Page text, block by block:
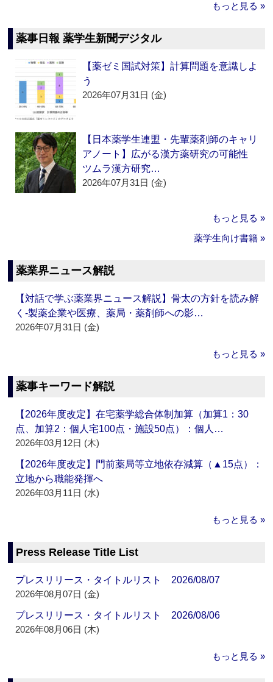
もっと見る »
薬事日報 薬学生新聞デジタル
【薬ゼミ国試対策】計算問題を意識しよ
う
2026年07月31日 (金)
【日本薬学生連盟・先輩薬剤師のキャリ
アノート】広がる漢方薬研究の可能性
ツムラ漢方研究…
2026年07月31日 (金)
もっと見る »
薬学生向け書籍 »
薬業界ニュース解説
【対話で学ぶ薬業界ニュース解説】骨太の方針を読み解
く‐製薬企業や医療、薬局・薬剤師への影…
2026年07月31日 (金)
もっと見る »
薬事キーワード解説
【2026年度改定】在宅薬学総合体制加算（加算1：30
点、加算2：個人宅100点・施設50点）：個人…
2026年03月12日 (木)
【2026年度改定】門前薬局等立地依存減算（▲15点）：
立地から職能発揮へ
2026年03月11日 (水)
もっと見る »
Press Release Title List
プレスリリース・タイトルリスト 2026/08/07
2026年08月07日 (金)
プレスリリース・タイトルリスト 2026/08/06
2026年08月06日 (木)
もっと見る »